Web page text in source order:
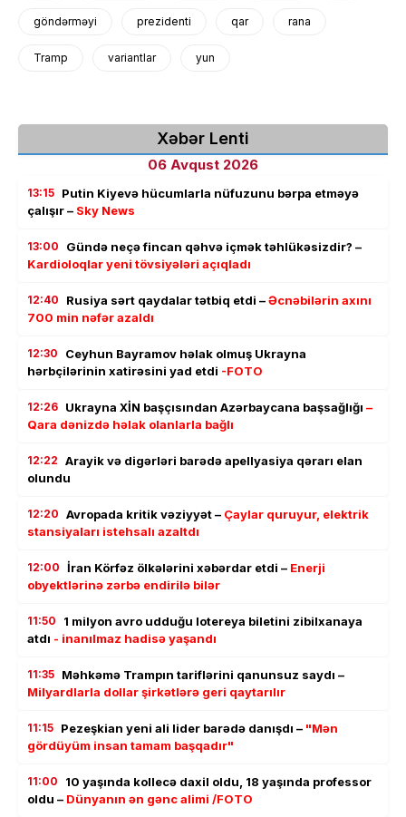
göndərməyi prezidenti qar rana
Tramp variantlar yun
Xəbər Lenti
06 Avqust 2026
13:15 Putin Kiyevə hücumlarla nüfuzunu bərpa etməyə
çalışır – Sky News
13:00
Gündə neçə fincan qəhvə içmək təhlükəsizdir? –
Kardioloqlar yeni tövsiyələri açıqladı
12:40 Rusiya sərt qaydalar tətbiq etdi –Əcnəbilərin axını
700 min nəfər azaldı
12:30
Ceyhun Bayramov həlak olmuş Ukrayna
hərbçilərinin xatirəsini yad etdi -FOTO
12:26 Ukrayna XİN başçısından Azərbaycana başsağlığı –
Qara dənizdə həlak olanlarla bağlı
12:22 Arayik və digərləri barədə apellyasiya qərarı elan
olundu
12:20 Avropada kritik vəziyyət – Çaylar quruyur, elektrik
stansiyaları istehsalı azaltdı
12:00 İran Körfəz ölkələrini xəbərdar etdi – Enerji
obyektlərinə zərbə endirilə bilər
11:50
1 milyon avro udduğu lotereya biletini zibilxanaya
atdı - inanılmaz hadisə yaşandı
11:35 Məhkəmə Trampın tariflərini qanunsuz saydı –
Milyardlarla dollar şirkətlərə geri qaytarılır
11:15 Pezeşkian yeni ali lider barədə danışdı – "Mən
gördüyüm insan tamam başqadır"
11:00
10 yaşında kollecə daxil oldu, 18 yaşında professor
oldu – Dünyanın ən gənc alimi /FOTO